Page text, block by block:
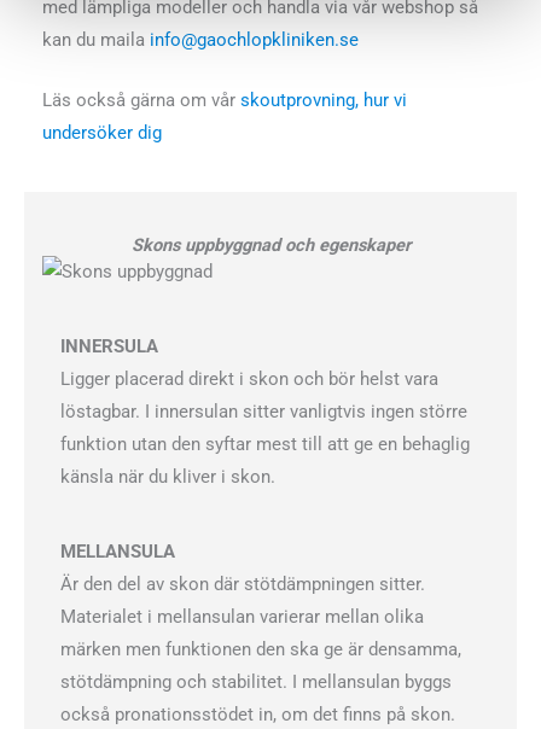
med lämpliga modeller och handla via vår webshop så
kan du maila info@gaochlopkliniken.se
Läs också gärna om vår skoutprovning, hur vi
undersöker dig
Skons uppbyggnad och egenskaper
INNERSULA
Ligger placerad direkt i skon och bör helst vara
löstagbar. I innersulan sitter vanligtvis ingen större
funktion utan den syftar mest till att ge en behaglig
känsla när du kliver i skon.
MELLANSULA
Är den del av skon där stötdämpningen sitter.
Materialet i mellansulan varierar mellan olika
märken men funktionen den ska ge är densamma,
stötdämpning och stabilitet. I mellansulan byggs
också pronationsstödet in, om det finns på skon.